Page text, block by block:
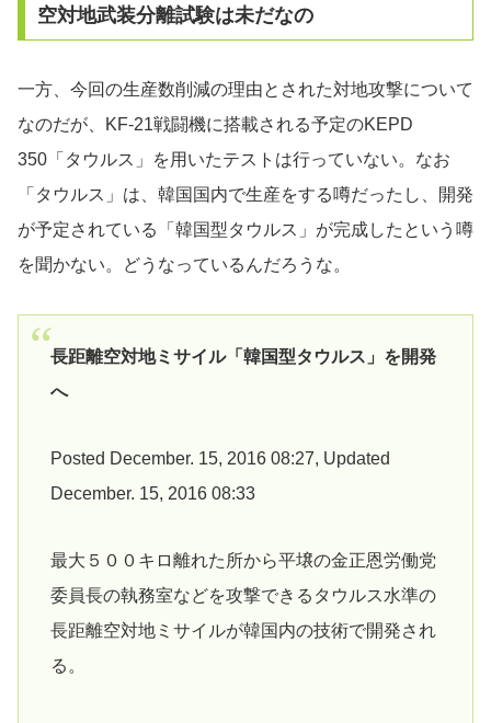
空対地武装分離試験は未だなの
一方、今回の生産数削減の理由とされた対地攻撃について
なのだが、KF-21戦闘機に搭載される予定のKEPD
350「タウルス」を用いたテストは行っていない。なお
「タウルス」は、韓国国内で生産をする噂だったし、開発
が予定されている「韓国型タウルス」が完成したという噂
を聞かない。どうなっているんだろうな。
長距離空対地ミサイル「韓国型タウルス」を開発
へ
Posted December. 15, 2016 08:27, Updated
December. 15, 2016 08:33
最大５００キロ離れた所から平壌の金正恩労働党
委員長の執務室などを攻撃できるタウルス水準の
長距離空対地ミサイルが韓国内の技術で開発され
る。